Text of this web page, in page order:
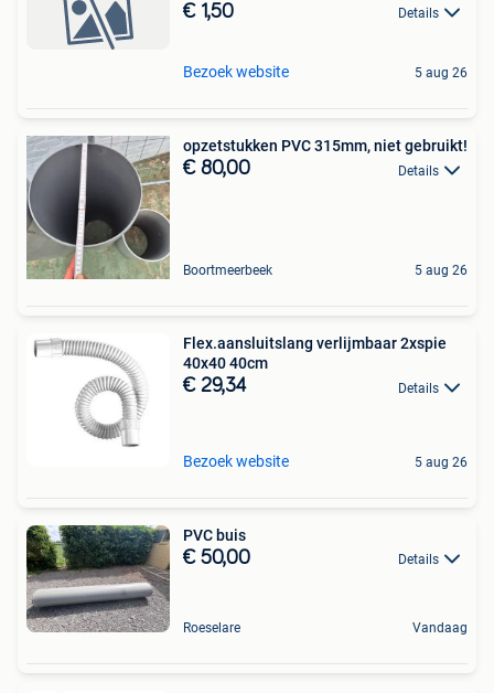
€ 1,50 Details
Bezoek website 5 aug 26
opzetstukken PVC 315mm, niet gebruikt!
€ 80,00 Details
Boortmeerbeek 5 aug 26
Flex.aansluitslang verlijmbaar 2xspie
40x40 40cm
€ 29,34 Details
Bezoek website 5 aug 26
PVC buis
€ 50,00 Details
Roeselare Vandaag